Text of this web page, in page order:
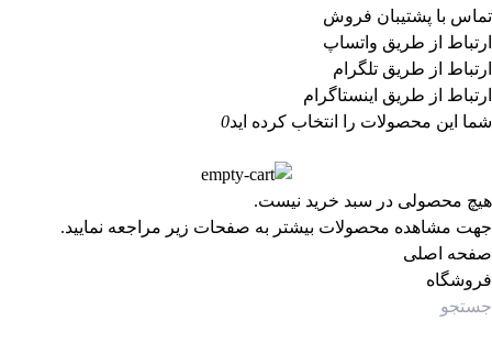
تماس با پشتیبان فروش
ارتباط از طریق واتساپ
ارتباط از طریق تلگرام
ارتباط از طریق اینستاگرام
شما این محصولات را انتخاب کرده اید0
هیچ محصولی در سبد خرید نیست.
جهت مشاهده محصولات بیشتر به صفحات زیر مراجعه نمایید.
صفحه اصلی
فروشگاه